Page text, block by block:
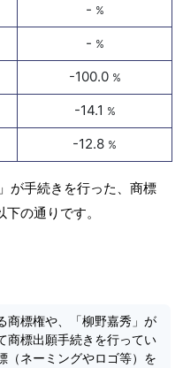
- %
- %
-100.0 %
-14.1 %
-12.8 %
が手続きを行った、商標
の通りです。
商標権や、「柳野嘉秀」が
商標出願手続きを行ってい
（ネーミングやロゴ等）を